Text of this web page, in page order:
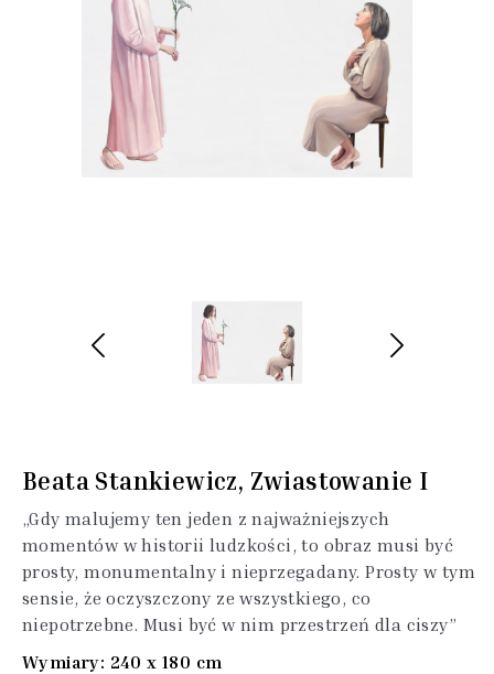
Beata Stankiewicz, Zwiastowanie I
„Gdy malujemy ten jeden z najważniejszych
momentów w historii ludzkości, to obraz musi być
prosty, monumentalny i nieprzegadany. Prosty w tym
sensie, że oczyszczony ze wszystkiego, co
niepotrzebne. Musi być w nim przestrzeń dla ciszy”
Wymiary: 240 x 180 cm